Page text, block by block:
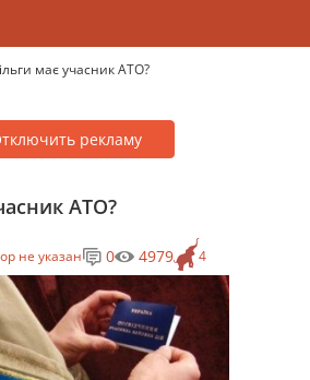
має учасник АТО?
рекламу
АТО?
не указан 4
0 4979